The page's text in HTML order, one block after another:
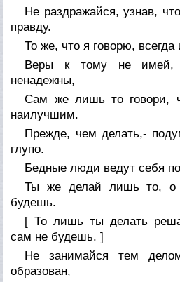
Не раздражайся, узнав,
правду.
То же, что я говорю, всегда
Веры к тому не имей,
ненадежны,
Сам же лишь то говори,
наилучшим.
Прежде, чем делать,-
глупо.
Бедные люди ведут себя
Ты же делай лишь то, о
будешь.
[ То лишь ты делать
сам не будешь. ]
Не занимайся тем
образован,